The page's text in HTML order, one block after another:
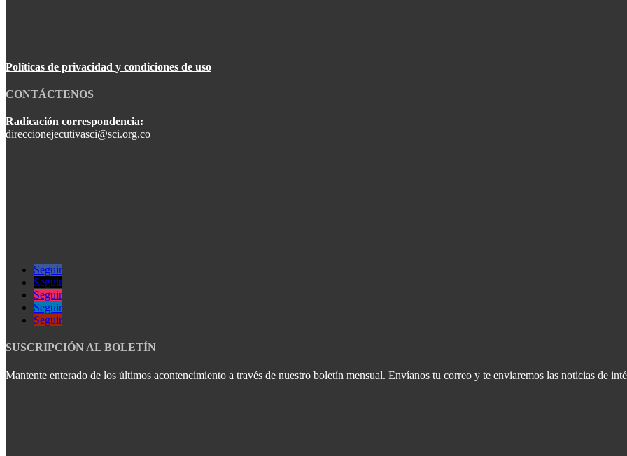
Políticas de privacidad y condiciones de uso
CONTÁCTENOS
Radicación correspondencia:
direccionejecutivasci@sci.org.co
Seguir
Seguir
Seguir
Seguir
Seguir
SUSCRIPCIÓN AL BOLETÍN
Mantente enterado de los últimos acontencimiento a través de nuestro boletín mensual. Envíanos tu correo y te enviaremos las noticias de